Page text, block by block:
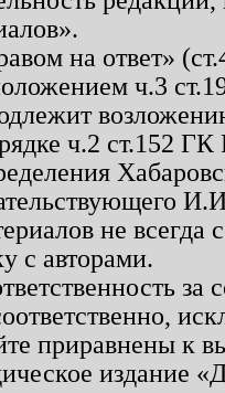
на ответ»
ч.3
ч.2 ст.152
не
с авторами.
приравнены к
издание